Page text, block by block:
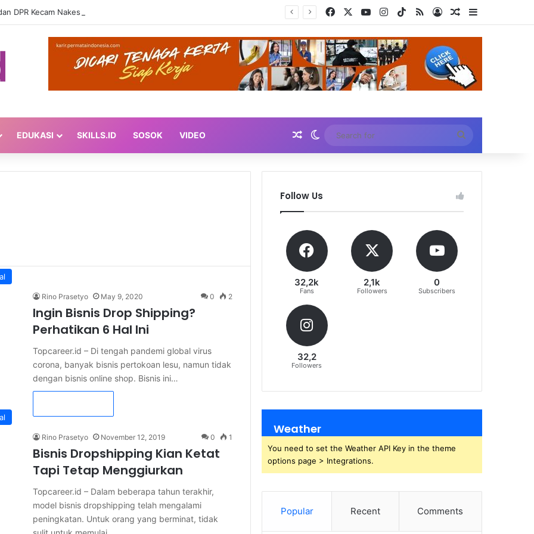
Facebook YouTubeInstagram
TikTok
RSS Log InRandom Article
EDUKASI SKILLS.ID SOSOK VIDEO Random Article
Switch skin
for
Rino Prasetyo May 9, 2020 0 2
Ingin Bisnis Drop Shipping?
Perhatikan 6 Hal Ini
Topcareer.id – Di tengah pandemi global virus
corona, banyak bisnis pertokoan lesu, namun tidak
dengan bisnis online shop. Bisnis ini…
Rino Prasetyo November 12, 2019 0 1
Bisnis Dropshipping Kian Ketat
Tapi Tetap Menggiurkan
Topcareer.id – Dalam beberapa tahun terakhir,
model bisnis dropshipping telah mengalami
peningkatan. Untuk orang yang berminat, tidak
Follow Us
32,2k
Fans
2,1k
Followers
0
Subscribers
32,2
Followers
Weather
You need to set the Weather API Key in the theme
options page > Integrations.
Popular Recent Comments